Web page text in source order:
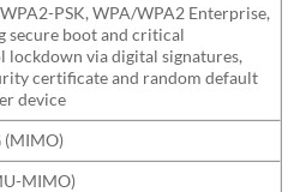
PSK, WPA/WPA2 Enterprise,
secure boot and critical
lockdown via digital signatures,
certificate and random default
device
(MIMO)
MIMO)